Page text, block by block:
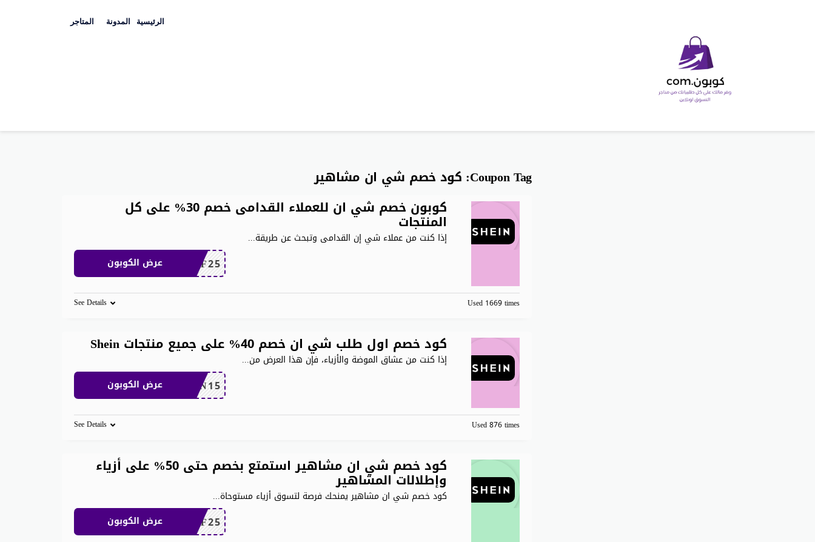
الرئيسية المدونة المتاجر
Coupon Tag: كود خصم شي ان مشاهير
كوبون خصم شي ان للعملاء القدامى خصم 30% على كل
المنتجات
إذا كنت من عملاء شي إن القدامى وتبحث عن طريقة...
MEAF25 عرض الكوبون
Used 1669 times
See Details
كود خصم اول طلب شي ان خصم 40% على جميع منتجات Shein
إذا كنت من عشاق الموضة والأزياء، فإن هذا العرض من...
SHEN15 عرض الكوبون
Used 876 times
See Details
كود خصم شي ان مشاهير استمتع بخصم حتى 50% على أزياء
وإطلالات المشاهير
كود خصم شي ان مشاهير يمنحك فرصة لتسوق أزياء مستوحاة...
MEAF25 عرض الكوبون